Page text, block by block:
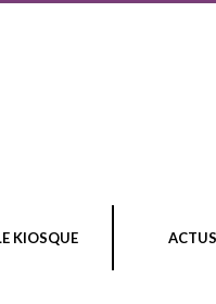
KIOSQUE ACTUS